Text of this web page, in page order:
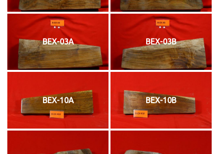
BEX-03A BEX-03B
BEX-10A BEX-10B